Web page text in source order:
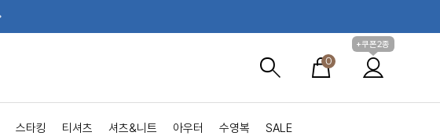
0
+쿠폰2종
스타킹 티셔츠 셔츠&니트 아우터 수영복 SALE